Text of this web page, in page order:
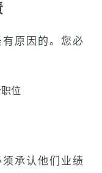
原因的。您必
位
承认他们业绩